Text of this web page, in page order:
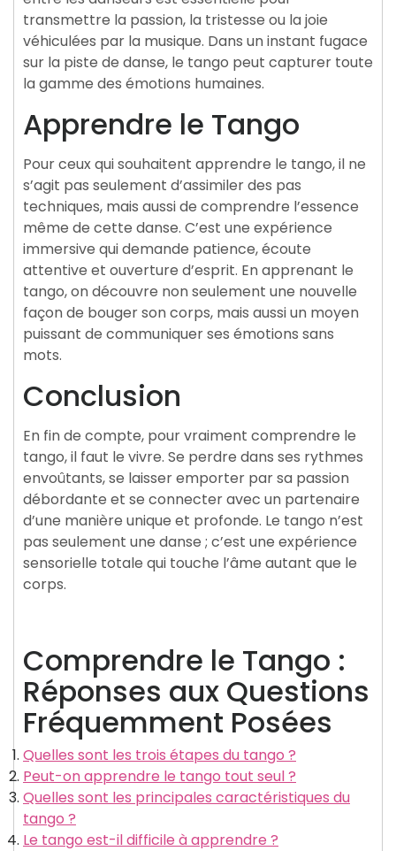
transmettre la passion, la tristesse ou la joie
véhiculées par la musique. Dans un instant fugace
sur la piste de danse, le tango peut capturer toute
la gamme des émotions humaines.
Apprendre le Tango
Pour ceux qui souhaitent apprendre le tango, il ne
s’agit pas seulement d’assimiler des pas
techniques, mais aussi de comprendre l’essence
même de cette danse. C’est une expérience
immersive qui demande patience, écoute
attentive et ouverture d’esprit. En apprenant le
tango, on découvre non seulement une nouvelle
façon de bouger son corps, mais aussi un moyen
puissant de communiquer ses émotions sans
mots.
Conclusion
En fin de compte, pour vraiment comprendre le
tango, il faut le vivre. Se perdre dans ses rythmes
envoûtants, se laisser emporter par sa passion
débordante et se connecter avec un partenaire
d’une manière unique et profonde. Le tango n’est
pas seulement une danse ; c’est une expérience
sensorielle totale qui touche l’âme autant que le
corps.
Comprendre le Tango :
Réponses aux Questions
Fréquemment Posées
Quelles sont les trois étapes du tango ?
Peut-on apprendre le tango tout seul ?
Quelles sont les principales caractéristiques du
tango ?
Le tango est-il difficile à apprendre ?